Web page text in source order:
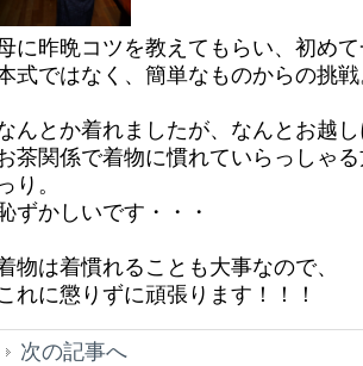
に昨晩コツを教えてもらい、初め
式ではなく、簡単なものからの挑
んとか着れましたが、なんとお越
茶関係で着物に慣れていらっしゃ
り。
ずかしいです・・・
物は着慣れることも大事なので、
れに懲りずに頑張ります！！！
次の記事へ